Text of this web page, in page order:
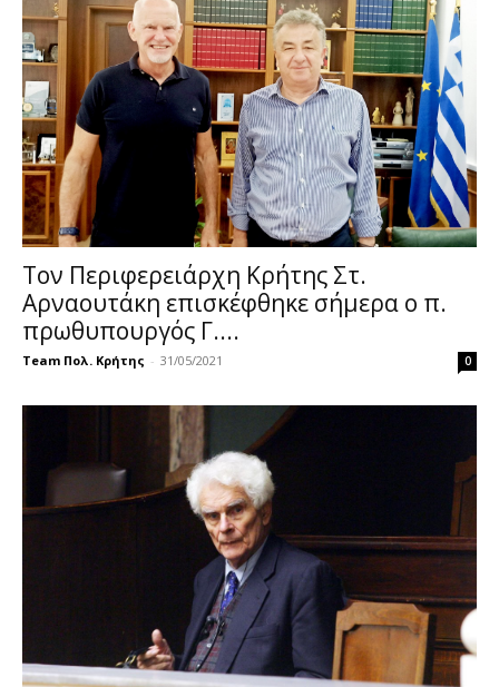
Τον Περιφερειάρχη Κρήτης Στ.
Αρναουτάκη επισκέφθηκε σήμερα ο π.
πρωθυπουργός Γ....
Team Πολ. Κρήτης - 31/05/2021 0